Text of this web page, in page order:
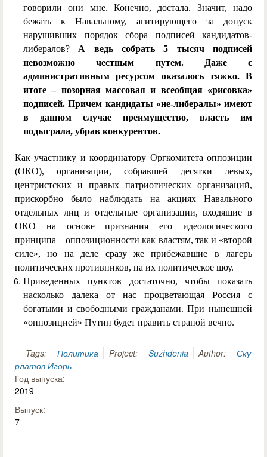
говорили они мне. Конечно, достала. Значит, надо
бежать к Навальному, агитирующего за допуск
нарушивших порядок сбора подписей кандидатов-
либералов? А ведь собрать 5 тысяч подписей
невозможно честным путем. Даже с
административным ресурсом оказалось тяжко. В
итоге – позорная массовая и всеобщая «рисовка»
подписей. Причем кандидаты «не-либералы» имеют
в данном случае преимущество, власть им
подыграла, убрав конкурентов.
Как участнику и координатору Оргкомитета оппозиции
(ОКО), организации, собравшей десятки левых,
центристских и правых патриотических организаций,
прискорбно было наблюдать на акциях Навального
отдельных лиц и отдельные организации, входящие в
ОКО на основе признания его идеологического
принципа – оппозиционности как властям, так и «второй
силе», но на деле сразу же прибежавшие в лагерь
политических противников, на их политическое шоу.
Приведенных пунктов достаточно, чтобы показать
насколько далека от нас процветающая Россия с
богатыми и свободными гражданами. При нынешней
«оппозицией» Путин будет править страной вечно.
Tags: Политика Project: Suzhdenia Author:
Ску
рлатов Игорь
Год выпуска:
2019
Выпуск:
7